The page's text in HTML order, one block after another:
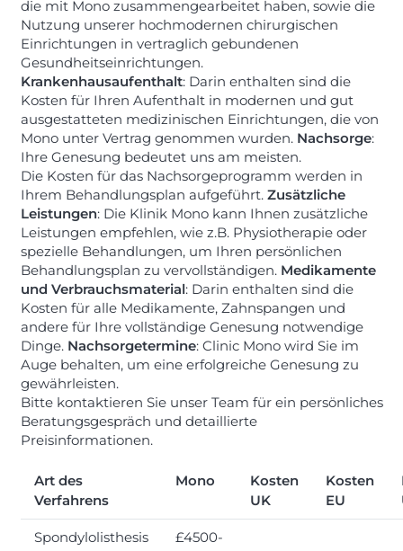
die mit Mono zusammengearbeitet haben, sowie die
Nutzung unserer hochmodernen chirurgischen
Einrichtungen in vertraglich gebundenen
Gesundheitseinrichtungen.
Krankenhausaufenthalt: Darin enthalten sind die
Kosten für Ihren Aufenthalt in modernen und gut
ausgestatteten medizinischen Einrichtungen, die von
Mono unter Vertrag genommen wurden. Nachsorge:
Ihre Genesung bedeutet uns am meisten.
Die Kosten für das Nachsorgeprogramm werden in
Ihrem Behandlungsplan aufgeführt. Zusätzliche
Leistungen: Die Klinik Mono kann Ihnen zusätzliche
Leistungen empfehlen, wie z.B. Physiotherapie oder
spezielle Behandlungen, um Ihren persönlichen
Behandlungsplan zu vervollständigen. Medikamente
und Verbrauchsmaterial: Darin enthalten sind die
Kosten für alle Medikamente, Zahnspangen und
andere für Ihre vollständige Genesung notwendige
Dinge. Nachsorgetermine: Clinic Mono wird Sie im
Auge behalten, um eine erfolgreiche Genesung zu
gewährleisten.
Bitte kontaktieren Sie unser Team für ein persönliches
Beratungsgespräch und detaillierte
Preisinformationen.
Art des
Verfahrens
Mono
Kosten
UK
Kosten
EU
Spondylolisthesis
£4500-